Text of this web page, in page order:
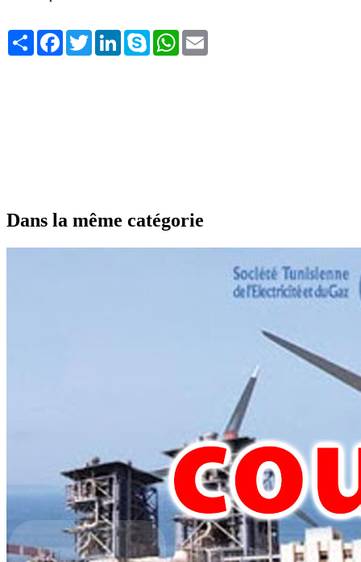
Share FacebookTwitterLinkedInSkype WhatsApp
Dans la même catégorie